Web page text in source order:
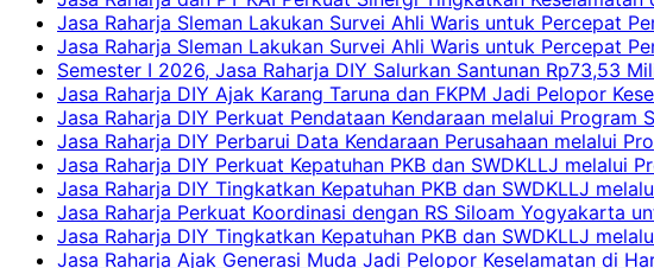
Jasa Raharja Sleman Lakukan Survei Ahli Waris untuk Percepat
Jasa Raharja Sleman Lakukan Survei Ahli Waris untuk Percepat
Semester I 2026, Jasa Raharja DIY Salurkan Santunan Rp73,53
Jasa Raharja DIY Ajak Karang Taruna dan FKPM Jadi Pelopor
Jasa Raharja DIY Perkuat Pendataan Kendaraan melalui Program
Jasa Raharja DIY Perbarui Data Kendaraan Perusahaan melalui
Jasa Raharja DIY Perkuat Kepatuhan PKB dan SWDKLLJ melalui
Jasa Raharja DIY Tingkatkan Kepatuhan PKB dan SWDKLLJ
Jasa Raharja Perkuat Koordinasi dengan RS Siloam Yogyakarta
Jasa Raharja DIY Tingkatkan Kepatuhan PKB dan SWDKLLJ
Jasa Raharja Ajak Generasi Muda Jadi Pelopor Keselamatan di